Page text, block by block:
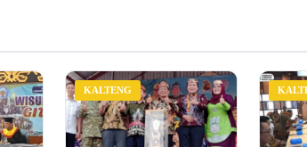
KALTENG